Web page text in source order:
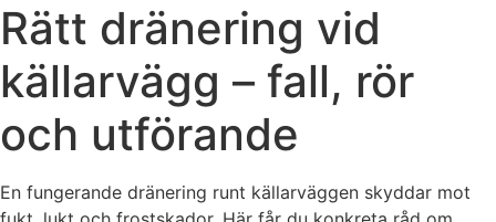
Rätt dränering vid
källarvägg – fall, rör
och utförande
En fungerande dränering runt källarväggen skyddar mot